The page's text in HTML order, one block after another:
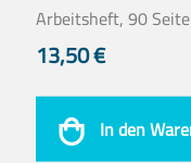
Arbeitsheft, 90
13,50€
In den